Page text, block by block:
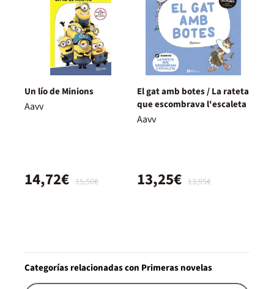
Un lío de Minions
Aavv
15,50€
14,72€
El gat amb botes / La rateta
que escombrava l'escaleta
Aavv
13,95€
13,25€
Categorías relacionadas con Primeras novelas